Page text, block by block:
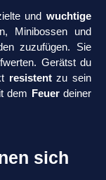
und wuchtige
Minibossen und
zuzufügen. Sie
Gerätst du
resistentzu sein
dem
Feuerdeiner
sich